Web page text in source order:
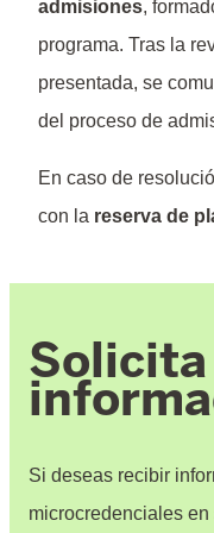
admisiones,
programa. Tras la
presentada, se
del proceso de
En caso de
con la reserva de
Si deseas recibir
microcredenciales